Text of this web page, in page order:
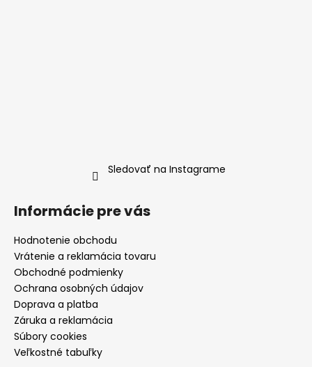
Sledovať na Instagrame
Informácie pre vás
Hodnotenie obchodu
Vrátenie a reklamácia tovaru
Obchodné podmienky
Ochrana osobných údajov
Doprava a platba
Záruka a reklamácia
Súbory cookies
Veľkostné tabuľky